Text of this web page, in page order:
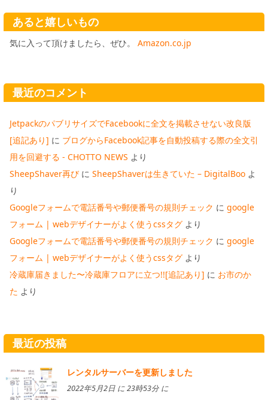
あると嬉しいもの
気に入って頂けましたら、ぜひ。 Amazon.co.jp
最近のコメント
JetpackのパブリサイズでFacebookに全文を掲載させない改良版
[追記あり] に ブログからFacebook記事を自動投稿する際の全文引
用を回避する - CHOTTO NEWS より
SheepShaver再び に SheepShaverは生きていた – DigitalBoo よ
り
Googleフォームで電話番号や郵便番号の規則チェック に google
フォーム | webデザイナーがよく使うcssタグ より
Googleフォームで電話番号や郵便番号の規則チェック に google
フォーム | webデザイナーがよく使うcssタグ より
冷蔵庫届きました〜冷蔵庫フロアに立つ!![追記あり] に お市のか
た より
最近の投稿
レンタルサーバーを更新しました
2022年5月2日 に 23時53分 に